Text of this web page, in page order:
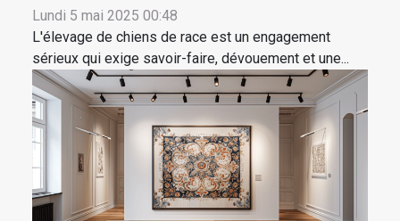
Lundi 5 mai 2025 00:48
L'élevage de chiens de race est un engagement
sérieux qui exige savoir-faire, dévouement et une...